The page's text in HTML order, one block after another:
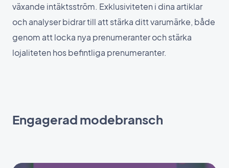
växande intäktsström. Exklusiviteten i dina artiklar
och analyser bidrar till att stärka ditt varumärke, både
genom att locka nya prenumeranter och stärka
lojaliteten hos befintliga prenumeranter.
Engagerad modebransch